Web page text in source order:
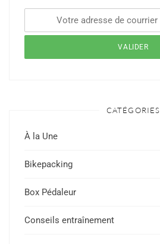
CATÉGORIES
À la Une
Bikepacking
Box Pédaleur
Conseils entraînement